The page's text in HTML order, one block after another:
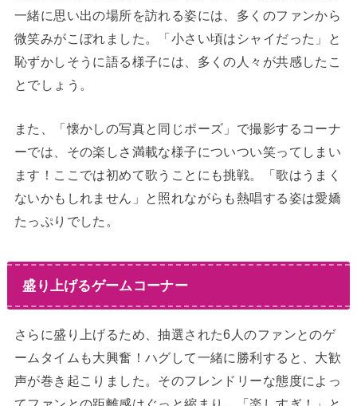
一緒に思い出の場所を訪れる姿には、多くのファンから
微笑みがこぼれました。「小さい頃はシャイだった」と
恥ずかしそうに語る様子には、多くの人々が共感したこ
とでしょう。
また、「懐かしの写真と同じポーズ」で撮影するコーナ
ーでは、その楽しさ満載な様子についつい笑ってしまい
ます！ここでは初めて歌うことにも挑戦。「歌はうまく
ないかもしれません」と照れながらも熱唱する姿は愛嬌
たっぷりでした。
盛り上げるゲームコーナー
さらに盛り上げるため、抽選された6人のファンとのゲ
ームタイムも大興奮！ハグして一緒に勝利すると、大歓
声が巻き起こりました。そのフレンドリーな態度によっ